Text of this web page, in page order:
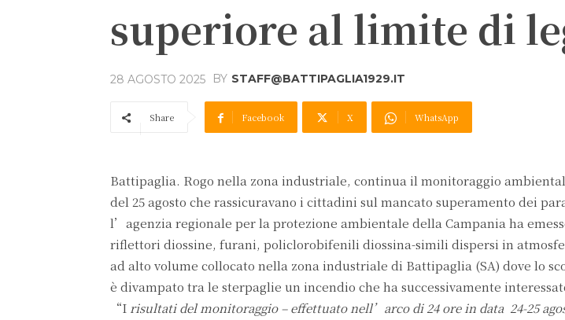
superiore al limite di
28 AGOSTO 2025 BY STAFF@BATTIPAGLIA1929.IT
Share Facebook X WhatsApp
Battipaglia. Rogo nella zona industriale, continua il monitoraggio
del 25 agosto che rassicuravano i cittadini sul mancato superamento dei
l’agenzia regionale per la protezione ambientale della Campania ha
riflettori diossine, furani, policlorobifenili diossina-simili dispersi in
ad alto volume collocato nella zona industriale di Battipaglia (SA) dove lo
è divampato tra le sterpaglie un incendio che ha successivamente
“I risultati del monitoraggio – effettuato nell’arco di 24 ore in data 24-25